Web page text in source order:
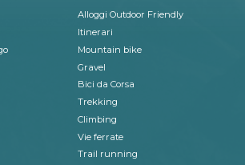
Alloggi Outdoor Friendly
Itinerari
Mountain bike
Gravel
Bici da Corsa
Trekking
Climbing
Vie ferrate
Trail running